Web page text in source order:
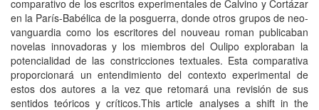
comparativo de los escritos experimentales de Calvino y Cortázar
en la París-Babélica de la posguerra, donde otros grupos de neo-
vanguardia como los escritores del nouveau roman publicaban
novelas innovadoras y los miembros del Oulipo exploraban la
potencialidad de las constricciones textuales. Esta comparativa
proporcionará un entendimiento del contexto experimental de
estos dos autores a la vez que retomará una revisión de sus
sentidos teóricos y críticos.This article analyses a shift in the